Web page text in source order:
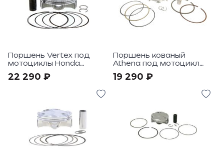
Поршень Vertex под
мотоциклы Honda
2017-18 HC
22 290 ₽
Поршень кованый
Athena под мотоцикл
19 290 ₽